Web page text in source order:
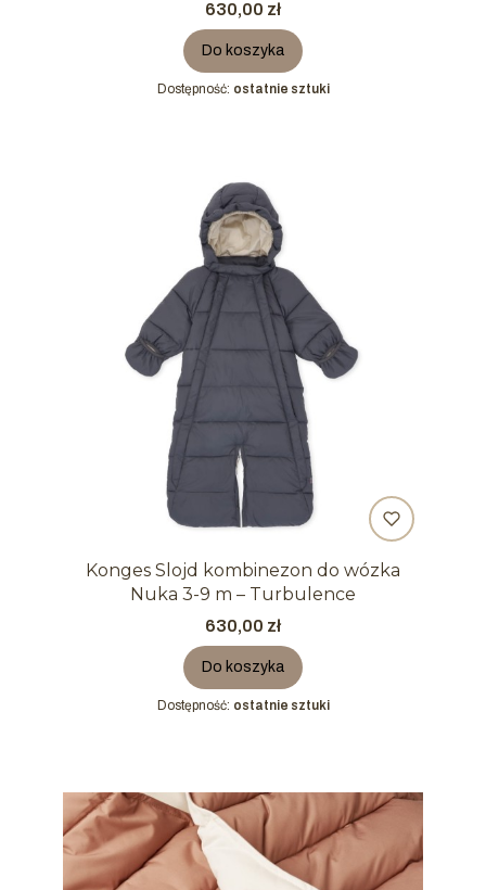
Cena
630,00 zł
Do koszyka
Dostępność: ostatnie sztuki
Konges Slojd kombinezon do wózka
Nuka 3-9 m – Turbulence
Cena
630,00 zł
Do koszyka
Dostępność: ostatnie sztuki